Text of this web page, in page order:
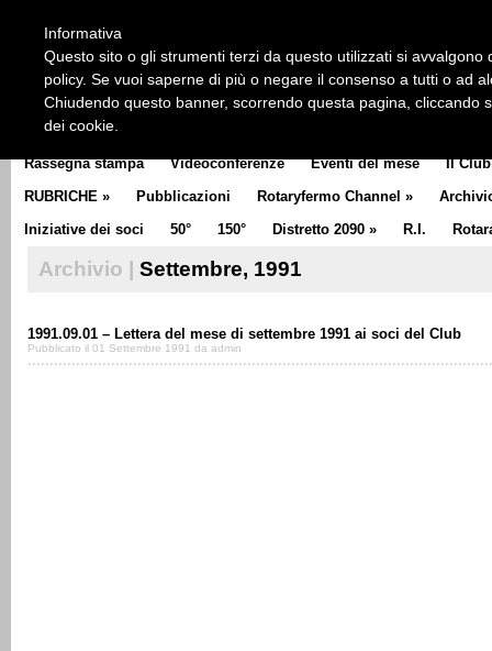
CLUB COMMUNICATOR
Rassegna stampa Videoconferenze Eventi del mese Il Club
RUBRICHE » Pubblicazioni Rotaryfermo Channel »
Iniziative dei soci
50° 150° Distretto 2090 » R.I.
Archivio | Settembre, 1991
1991.09.01 – Lettera del mese di settembre 1991 ai soci del Club
Pubblicato il 01 Settembre 1991 da admin
Informativa
Questo sito o gli strumenti terzi da questo utilizzati si
policy. Se vuoi saperne di più o negare il consenso a tutti o ad
Chiudendo questo banner, scorrendo questa pagina, cliccando
dei cookie.